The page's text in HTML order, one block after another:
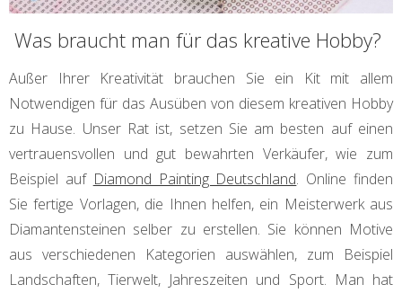
Was braucht man für das kreative Hobby?
Außer Ihrer Kreativität brauchen Sie ein Kit mit allem
Notwendigen für das Ausüben von diesem kreativen Hobby
zu Hause. Unser Rat ist, setzen Sie am besten auf einen
vertrauensvollen und gut bewahrten Verkäufer, wie zum
Beispiel auf Diamond Painting Deutschland. Online finden
Sie fertige Vorlagen, die Ihnen helfen, ein Meisterwerk aus
Diamantensteinen selber zu erstellen. Sie können Motive
aus verschiedenen Kategorien auswählen, zum Beispiel
Landschaften, Tierwelt, Jahreszeiten und Sport. Man hat